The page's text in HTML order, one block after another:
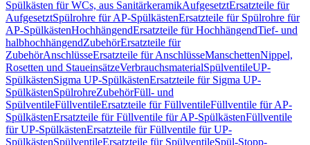
Spülkästen für WCs, aus SanitärkeramikAufgesetztErsatzteile für
AufgesetztSpülrohre für AP-SpülkästenErsatzteile für Spülrohre für
AP-SpülkästenHochhängendErsatzteile für HochhängendTief- und
halbhochhängendZubehörErsatzteile für
ZubehörAnschlüsseErsatzteile für AnschlüsseManschettenNippel,
Rosetten und StaueinsätzeVerbrauchsmaterialSpülventileUP-
SpülkästenSigma UP-SpülkästenErsatzteile für Sigma UP-
SpülkästenSpülrohreZubehörFüll- und
SpülventileFüllventileErsatzteile für FüllventileFüllventile für AP-
SpülkästenErsatzteile für Füllventile für AP-SpülkästenFüllventile
für UP-SpülkästenErsatzteile für Füllventile für UP-
SpülkästenSpülventileErsatzteile für SpülventileSpül-Stopp-